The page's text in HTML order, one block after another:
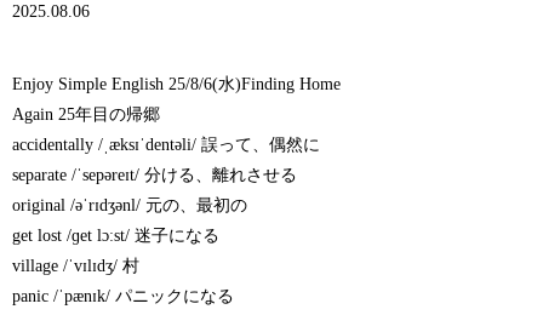
2025.08.06
Enjoy Simple English 25/8/6(水)Finding Home
Again 25年目の帰郷
accidentally /ˌæksɪˈdentəli/ 誤って、偶然に
separate /ˈsepəreɪt/ 分ける、離れさせる
original /əˈrɪdʒənl/ 元の、最初の
get lost /ɡet lɔːst/ 迷子になる
village /ˈvɪlɪdʒ/ 村
panic /ˈpænɪk/ パニックになる